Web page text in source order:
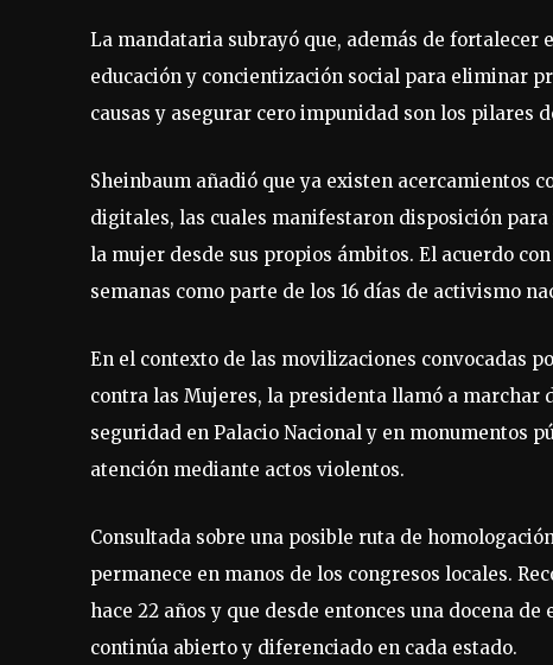
La mandataria subrayó que, además de fortalecer
educación y concientización social para eliminar
causas y asegurar cero impunidad son los pilares
Sheinbaum añadió que ya existen acercamientos
digitales, las cuales manifestaron disposición
la mujer desde sus propios ámbitos. El acuerdo
semanas como parte de los 16 días de activismo
En el contexto de las movilizaciones convocadas
contra las Mujeres, la presidenta llamó a marchar
seguridad en Palacio Nacional y en monumentos
atención mediante actos violentos.
Consultada sobre una posible ruta de
permanece en manos de los congresos locales.
hace 22 años y que desde entonces una docena
continúa abierto y diferenciado en cada estado.